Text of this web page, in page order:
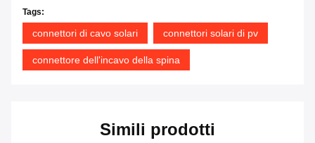
Tags:
connettori di cavo solari connettori solari di pv
connettore dell'incavo della spina
Simili prodotti